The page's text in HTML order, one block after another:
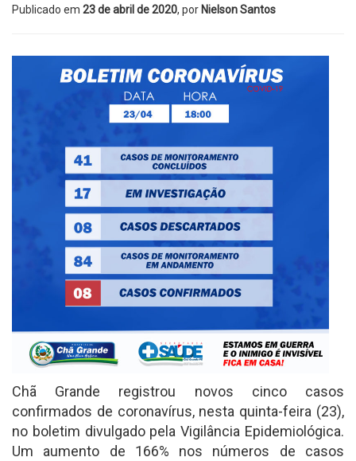
Publicado em 23 de abril de 2020, por Nielson Santos
Chã Grande registrou novos cinco casos
confirmados de coronavírus, nesta quinta-feira (23),
no boletim divulgado pela Vigilância Epidemiológica.
Um aumento de 166% nos números de casos